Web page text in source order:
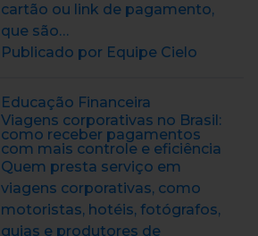
cartão ou link de pagamento,
que são…
Publicado por Equipe Cielo
Educação Financeira
Viagens corporativas no Brasil:
como receber pagamentos
com mais controle e eficiência
Quem presta serviço em
viagens corporativas, como
motoristas, hotéis, fotógrafos,
guias e produtores de